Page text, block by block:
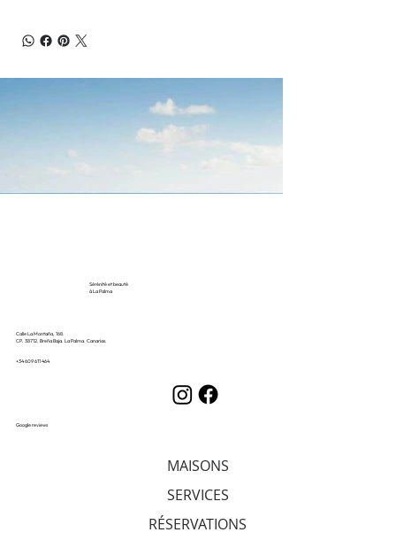
Sérénité et beauté
à La Palma
Calle La Montaña, 168.
CP. 38712. Breña Baja. La Palma. Canarias.
+34 609 611 464
Google reviews
MAISONS
SERVICES
RÉSERVATIONS